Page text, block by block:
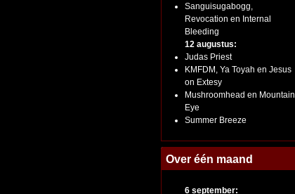
Sanguisugabogg,
Revocation en Internal
Bleeding
12 augustus:
Judas Priest
KMFDM, Ya Toyah en Jesus
on Extesy
Mushroomhead en Mountain
Eye
Summer Breeze
Over één maand
6 september: